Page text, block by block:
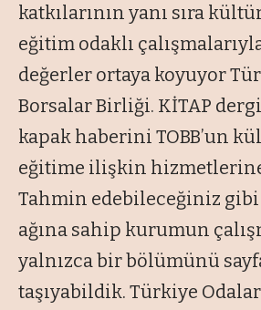
katkılarının yanı sıra
eğitim odaklı
değerler ortaya koyuyor
Borsalar Birliği. KİTAP
kapak haberini TOBB’un
eğitime ilişkin hizmetlerine
Tahmin edebileceğiniz
ağına sahip kurumun
yalnızca bir bölümünü
taşıyabildik. Türkiye